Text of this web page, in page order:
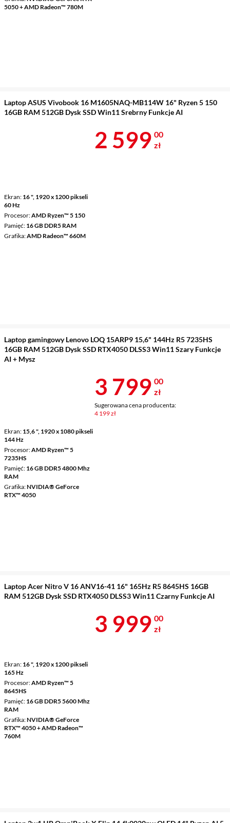
5050 + AMD Radeon™ 780M
Laptop ASUS Vivobook 16 M1605NAQ-MB114W 16" Ryzen 5 150
16GB RAM 512GB Dysk SSD Win11 Srebrny Funkcje AI
Ekran 16 ", 1920 x 1200 pikseli
60 Hz
Procesor AMD Ryzen™ 5 150
Pamięć 16 GB DDR5 RAM
Grafika AMD Radeon™ 660M
Cena 2 599 zł
2 599 00
zł
Laptop gamingowy Lenovo LOQ 15ARP9 15,6" 144Hz R5 7235HS
16GB RAM 512GB Dysk SSD RTX4050 DLSS3 Win11 Szary Funkcje
AI + Mysz
Ekran 15,6 ", 1920 x 1080 pikseli
144 Hz
Procesor AMD Ryzen™ 5
7235HS
Pamięć 16 GB DDR5 4800 Mhz
RAM
Grafika NVIDIA® GeForce
RTX™ 4050
Cena 3 799 zł
3 799 00
zł
Sugerowana cena producenta:
4 199 zł
Laptop Acer Nitro V 16 ANV16-41 16" 165Hz R5 8645HS 16GB
RAM 512GB Dysk SSD RTX4050 DLSS3 Win11 Czarny Funkcje AI
Ekran 16 ", 1920 x 1200 pikseli
165 Hz
Procesor AMD Ryzen™ 5
8645HS
Pamięć 16 GB DDR5 5600 Mhz
RAM
Grafika NVIDIA® GeForce
RTX™ 4050 + AMD Radeon™
760M
Cena 3 999 zł
3 999 00
zł